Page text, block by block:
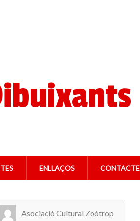
ENLLAÇOS CONTACTE
Asociació Cultural Zoòtrop